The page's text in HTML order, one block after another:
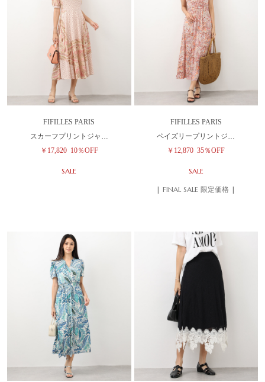
FIFILLES PARIS
スカーフプリントジャ…
￥17,820 10％OFF
SALE
FIFILLES PARIS
ペイズリープリントジ…
￥12,870 35％OFF
SALE
| FINAL SALE 限定価格 |